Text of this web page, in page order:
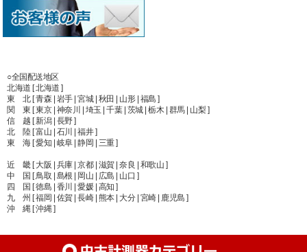
○全国配送地区
北海道 [ 北海道 ]
東 北 [ 青森 | 岩手 | 宮城 | 秋田 | 山形 | 福島 ]
関 東 [ 東京 | 神奈川 | 埼玉 | 千葉 | 茨城 | 栃木 | 群馬 | 山梨 ]
信 越 [ 新潟 | 長野 ]
北 陸 [ 富山 | 石川 | 福井 ]
東 海 [ 愛知 | 岐阜 | 静岡 | 三重 ]
近 畿 [ 大阪 | 兵庫 | 京都 | 滋賀 | 奈良 | 和歌山 ]
中 国 [ 鳥取 | 島根 | 岡山 | 広島 | 山口 ]
四 国 [ 徳島 | 香川 | 愛媛 | 高知 ]
九 州 [ 福岡 | 佐賀 | 長崎 | 熊本 | 大分 | 宮崎 | 鹿児島 ]
沖 縄 [ 沖縄 ]